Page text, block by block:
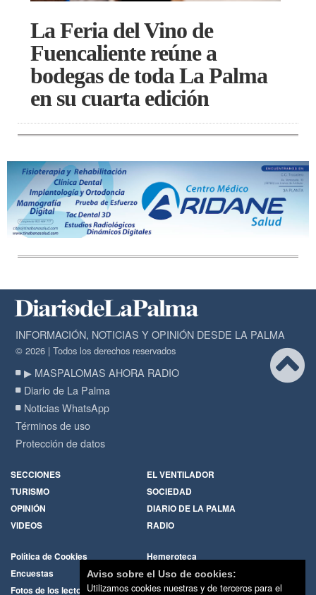
La Feria del Vino de
Fuencaliente reúne a
bodegas de toda La Palma
en su cuarta edición
INFORMACIÓN, NOTICIAS Y OPINIÓN DESDE LA PALMA
© 2026 | Todos los derechos reservados
▶ MASPALOMAS AHORA RADIO
Diario de La Palma
Noticias WhatsApp
Términos de uso
Protección de datos
SECCIONES
EL VENTILADOR
TURISMO
SOCIEDAD
OPINIÓN
DIARIO DE LA PALMA
VIDEOS
RADIO
Política de Cookies
Hemeroteca
Encuestas
Cartas de los lectores
Fotos de los lectores
Galerías de imágenes
Aviso sobre el Uso de cookies:
Utilizamos cookies nuestras y de terceros para el